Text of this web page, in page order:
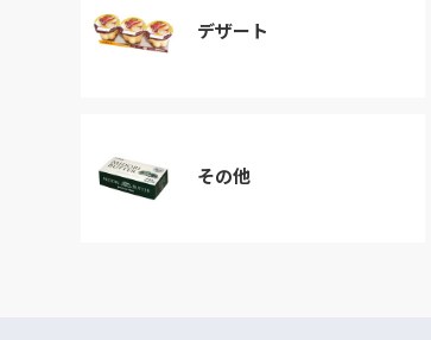
デザート
その他